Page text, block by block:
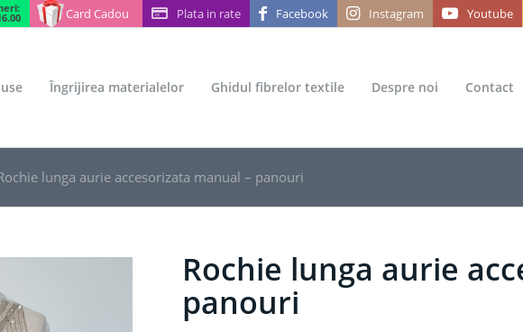
Card Cadou Plata in rate Facebook Instagram Youtube
Îngrijirea materialelor Ghidul fibrelor textile Despre noi Contact
lunga aurie accesorizata manual – panouri
Rochie lunga aurie
panouri